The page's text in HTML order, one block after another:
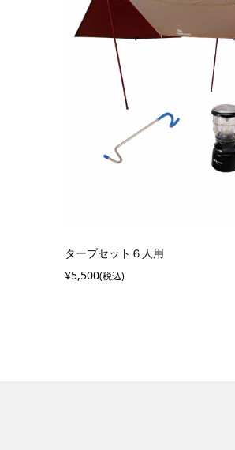
タープセット６人用
¥5,500(税込)